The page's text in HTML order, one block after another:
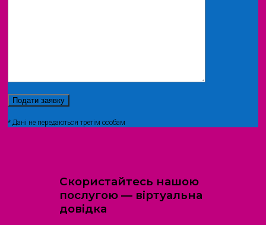
* Дані не передаються третім особам
Скористайтесь нашою
послугою — віртуальна
довідка